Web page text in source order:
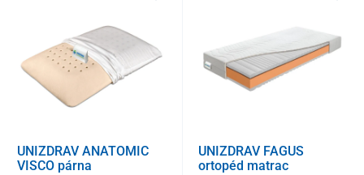
UNIZDRAV ANATOMIC
VISCO párna
UNIZDRAV FAGUS
ortopéd matrac